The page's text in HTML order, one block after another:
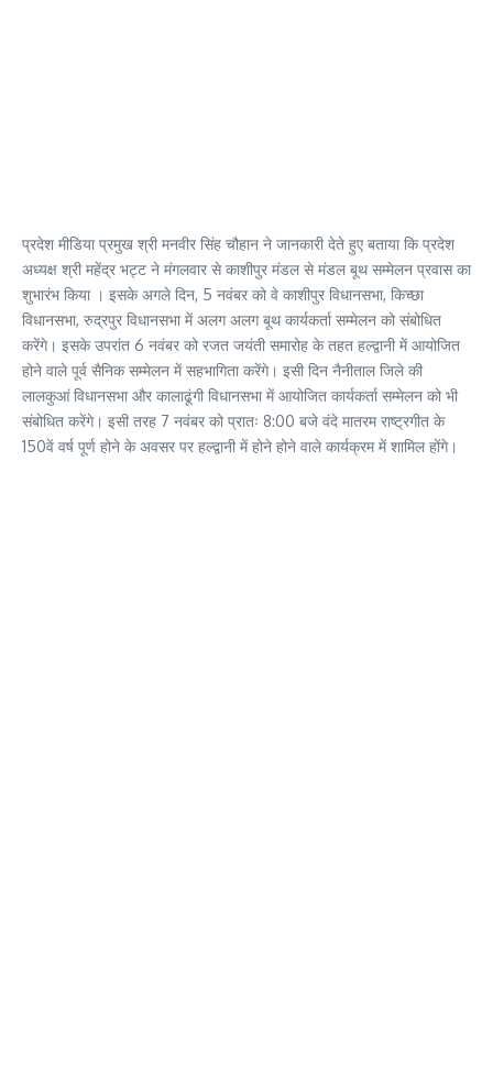
प्रदेश मीडिया प्रमुख श्री मनवीर सिंह चौहान ने जानकारी देते हुए बताया कि प्रदेश
अध्यक्ष श्री महेंद्र भट्ट ने मंगलवार से काशीपुर मंडल से मंडल बूथ सम्मेलन प्रवास का
शुभारंभ किया । इसके अगले दिन, 5 नवंबर को वे काशीपुर विधानसभा, किच्छा
विधानसभा, रुद्रपुर विधानसभा में अलग अलग बूथ कार्यकर्ता सम्मेलन को संबोधित
करेंगे। इसके उपरांत 6 नवंबर को रजत जयंती समारोह के तहत हल्द्वानी में आयोजित
होने वाले पूर्व सैनिक सम्मेलन में सहभागिता करेंगे। इसी दिन नैनीताल जिले की
लालकुआं विधानसभा और कालाढूंगी विधानसभा में आयोजित कार्यकर्ता सम्मेलन को भी
संबोधित करेंगे। इसी तरह 7 नवंबर को प्रातः 8:00 बजे वंदे मातरम राष्ट्रगीत के
150वें वर्ष पूर्ण होने के अवसर पर हल्द्वानी में होने होने वाले कार्यक्रम में शामिल होंगे।